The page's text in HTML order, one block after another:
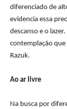
diferenciado de
evidencia essa
descanso e o lazer.
contemplação que
Razuk.
Ao ar livre
Na busca por